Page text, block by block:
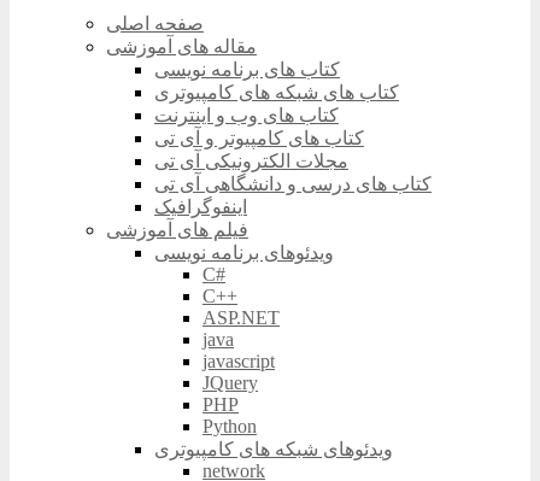
صفحه اصلی
مقاله های آموزشی
کتاب های برنامه نویسی
کتاب های شبکه های کامپیوتری
کتاب های وب و اینترنت
کتاب های کامپیوتر و آی تی
مجلات الکترونیکی آی تی
کتاب های درسی و دانشگاهی آی تی
اینفوگرافیک
فیلم های آموزشی
ویدئوهای برنامه نویسی
C#
C++
ASP.NET
java
javascript
JQuery
PHP
Python
ویدئوهای شبکه های کامپیوتری
network